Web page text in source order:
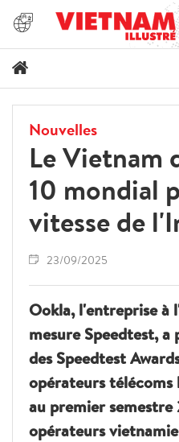
Nouvelles
Le Vietnam
10 mondial
vitesse de
23/09/2025
Ookla, l'entreprise à
mesure Speedtest, a
des Speedtest
opérateurs
au premier
opérateurs